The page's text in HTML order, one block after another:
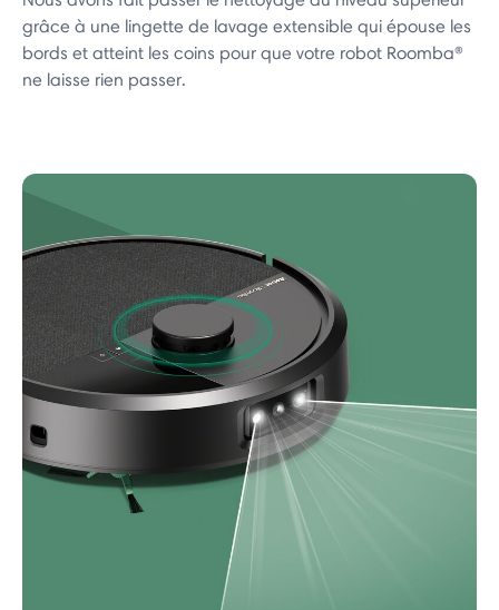
grâce à une lingette de lavage extensible qui épouse les
bords et atteint les coins pour que votre robot Roomba®
ne laisse rien passer.